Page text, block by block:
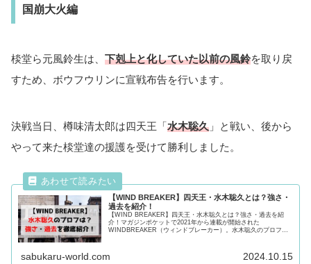
国崩大火編
棪堂ら元風鈴生は、 下剋上と化していた以前の風鈴を取り戻
すため、ボウフウリンに宣戦布告を行います。
決戦当日、樽味清太郎は四天王「水木聡久 」と戦い、後から
やって来た棪堂達の援護を受けて勝利しました。
【WIND BREAKER】四天王・水木聡久とは？強さ・
過去を紹介！
【WIND BREAKER】四天王・水木聡久とは？強さ・過去を紹
介！マガジンポケットで2021年から連載が開始された
WINDBREAKER（ウィンドブレーカー）。水木聡久のプロフィ
sabukaru-world.com 2024.10.15